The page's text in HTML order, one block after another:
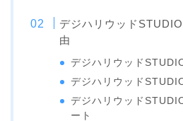
デジハリウッド
由
デジハリウッド
デジハリウッド
デジハリウッド
ート